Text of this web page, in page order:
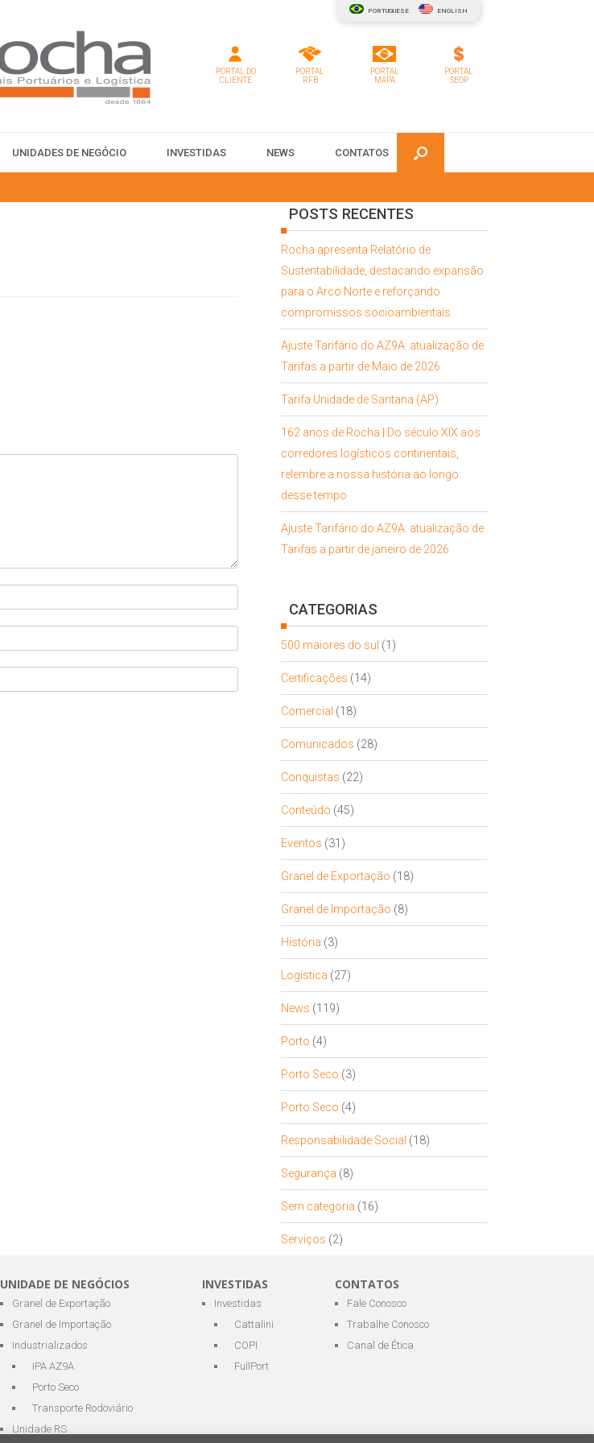
PORTUGUESE ENGLISH
PORTAL DO
CLIENTE
PORTAL
RFB
PORTAL
MAPA
PORTAL
SEOP
UNIDADES DE NEGÓCIO INVESTIDAS NEWS CONTATOS
POSTS RECENTES
Rocha apresenta Relatório de
Sustentabilidade, destacando expansão
para o Arco Norte e reforçando
compromissos socioambientais
Ajuste Tarifário do AZ9A: atualização de
Tarifas a partir de Maio de 2026
Tarifa Unidade de Santana (AP)
162 anos de Rocha | Do século XIX aos
corredores logísticos continentais,
relembre a nossa história ao longo
desse tempo
Ajuste Tarifário do AZ9A: atualização de
Tarifas a partir de janeiro de 2026
CATEGORIAS
500 maiores do sul (1)
Certificações (14)
Comercial (18)
Comunicados (28)
Conquistas (22)
Conteúdo (45)
Eventos (31)
Granel de Exportação (18)
Granel de Importação (8)
História (3)
Logística (27)
News (119)
Porto (4)
Porto Seco (3)
Porto Seco (4)
Responsabilidade Social (18)
Segurança (8)
Sem categoria (16)
Serviços (2)
UNIDADE DE NEGÓCIOS
Granel de Exportação
Granel de Importação
Industrializados
IPA AZ9A
Porto Seco
Transporte Rodoviário
Unidade RS
INVESTIDAS
Investidas
Cattalini
COPI
FullPort
CONTATOS
Fale Conosco
Trabalhe Conosco
Canal de Ética